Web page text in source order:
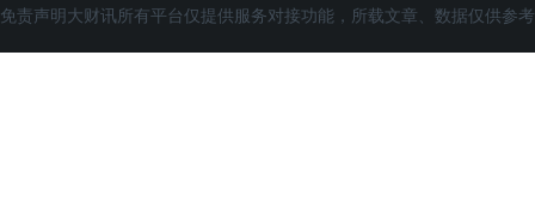
免责声明大财讯所有平台仅提供服务对接功能，所载文章、数据仅供